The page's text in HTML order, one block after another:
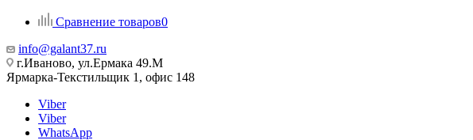
Сравнение товаров0
info@galant37.ru
г.Иваново, ул.Ермака 49.M
Ярмарка-Текстильщик 1, офис 148
Viber
Viber
WhatsApp